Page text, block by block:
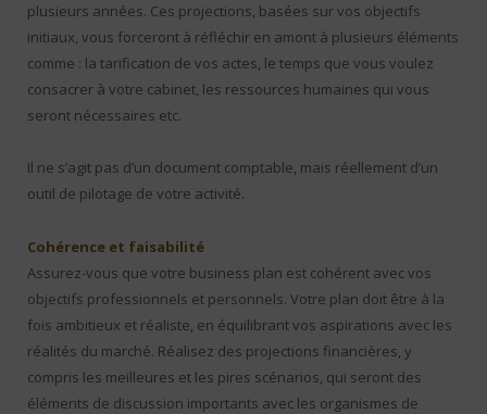
plusieurs années. Ces projections, basées sur vos objectifs
initiaux, vous forceront à réfléchir en amont à plusieurs éléments
comme : la tarification de vos actes, le temps que vous voulez
consacrer à votre cabinet, les ressources humaines qui vous
seront nécessaires etc.
Il ne s’agit pas d’un document comptable, mais réellement d’un
outil de pilotage de votre activité.
Cohérence et faisabilité
Assurez-vous que votre business plan est cohérent avec vos
objectifs professionnels et personnels. Votre plan doit être à la
fois ambitieux et réaliste, en équilibrant vos aspirations avec les
réalités du marché. Réalisez des projections financières, y
compris les meilleures et les pires scénarios, qui seront des
éléments de discussion importants avec les organismes de